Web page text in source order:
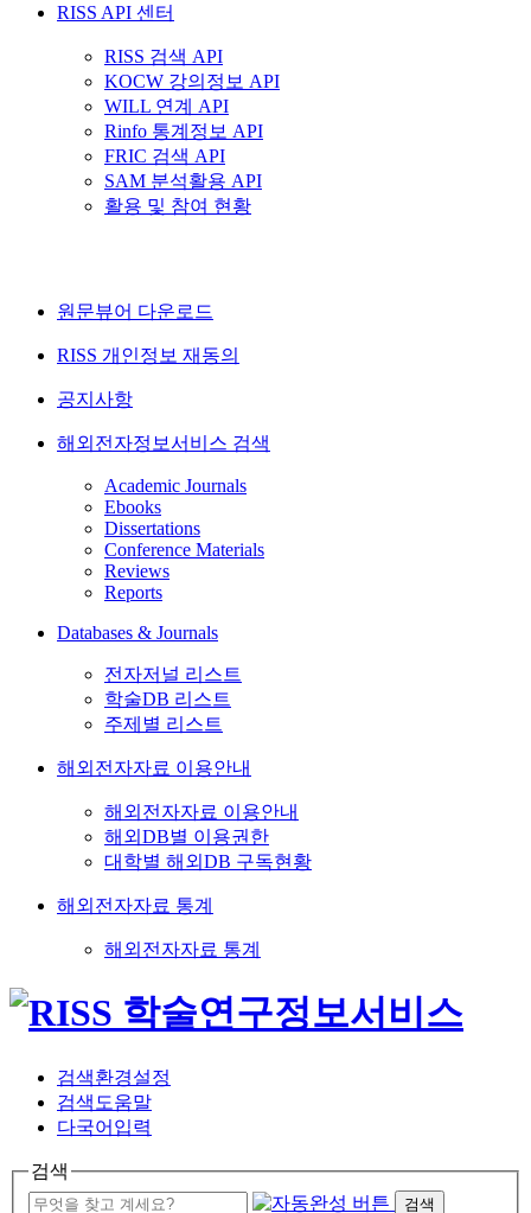
RISS API 센터
RISS 검색 API
KOCW 강의정보 API
WILL 연계 API
Rinfo 통계정보 API
FRIC 검색 API
SAM 분석활용 API
활용 및 참여 현황
원문뷰어 다운로드
RISS 개인정보 재동의
공지사항
해외전자정보서비스 검색
Academic Journals
Ebooks
Dissertations
Conference Materials
Reviews
Reports
Databases & Journals
전자저널 리스트
학술DB 리스트
주제별 리스트
해외전자자료 이용안내
해외전자자료 이용안내
해외DB별 이용권한
대학별 해외DB 구독현황
해외전자자료 통계
해외전자자료 통계
검색환경설정
검색도움말
다국어입력
검색
검색